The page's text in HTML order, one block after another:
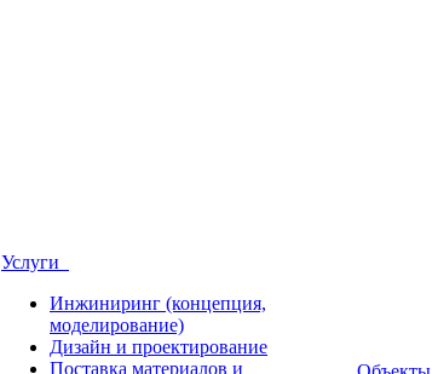
Услуги
Инжиниринг (концепция,
моделирование)
Дизайн и проектирование
Поставка материалов и